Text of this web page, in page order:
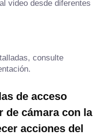
video desde diferentes
consulte
de acceso
de cámara con la
acciones del